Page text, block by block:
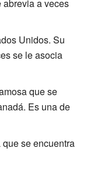
abrevia a veces
Unidos. Su
se le asocia
que se
Es una de
se encuentra